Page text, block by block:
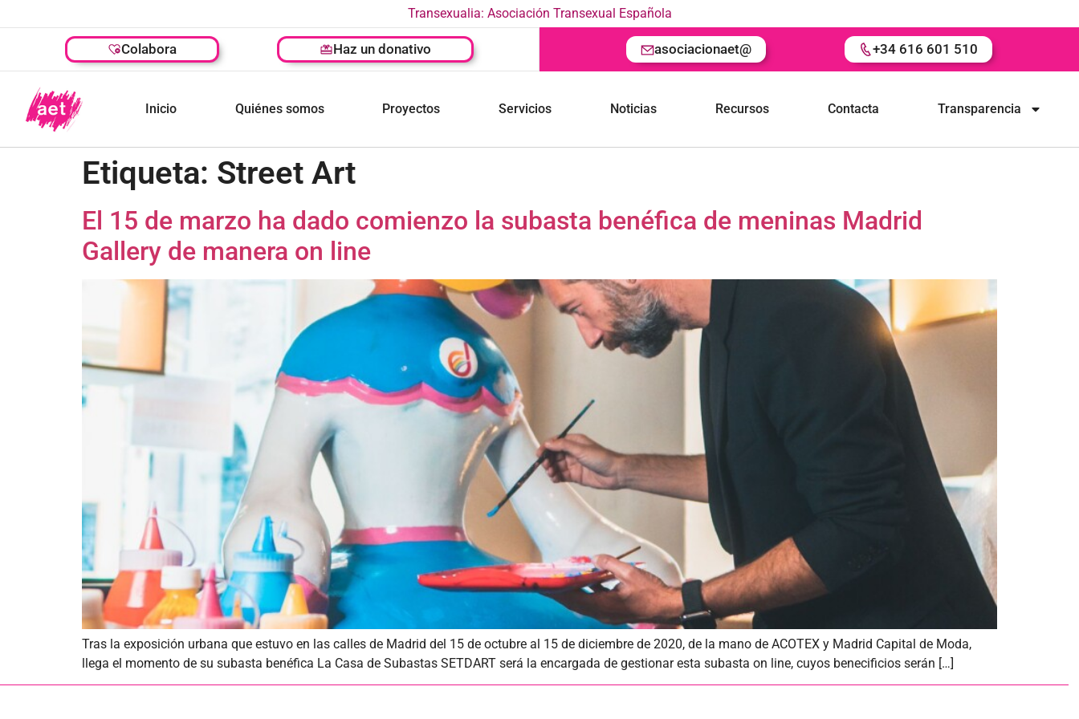
Transexualia: Asociación Transexual Española
Inicio Quiénes somos Proyectos Servicios Noticias Recursos Contacta Transparencia
Colabora Haz un donativo asociacionaet@ +34 616 601 510
Etiqueta: Street Art
El 15 de marzo ha dado comienzo la subasta benéfica de meninas Madrid
Gallery de manera on line
Tras la exposición urbana que estuvo en las calles de Madrid del 15 de octubre al 15 de diciembre de 2020, de la mano de ACOTEX y Madrid Capital de Moda,
llega el momento de su subasta benéfica La Casa de Subastas SETDART será la encargada de gestionar esta subasta on line, cuyos benecificios serán […]